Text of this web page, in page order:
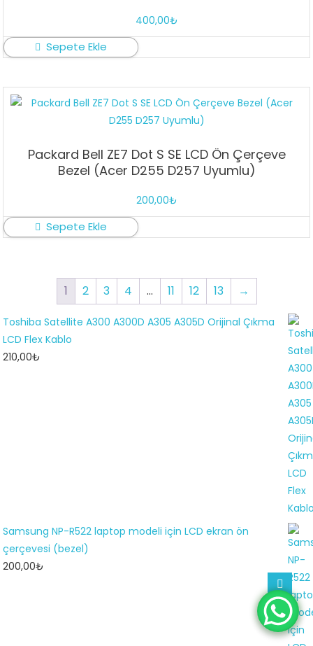
400,00₺
Sepete Ekle
Packard Bell ZE7 Dot S SE LCD Ön Çerçeve
Bezel (Acer D255 D257 Uyumlu)
200,00₺
Sepete Ekle
1 2 3 4 … 11 12 13 →
Toshiba Satellite A300 A300D A305 A305D Orijinal Çıkma
LCD Flex Kablo
210,00₺
Samsung NP-R522 laptop modeli için LCD ekran ön
çerçevesi (bezel)
200,00₺